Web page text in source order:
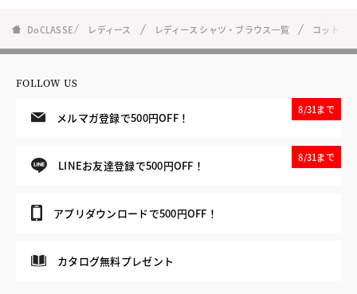
DoCLASSE レディース レディース シャツ・ブラウス一覧 コットン
FOLLOW US
メルマガ登録で500円OFF！
8/31まで
LINEお友達登録で500円OFF！
8/31まで
アプリダウンロードで500円OFF！
カタログ無料プレゼント